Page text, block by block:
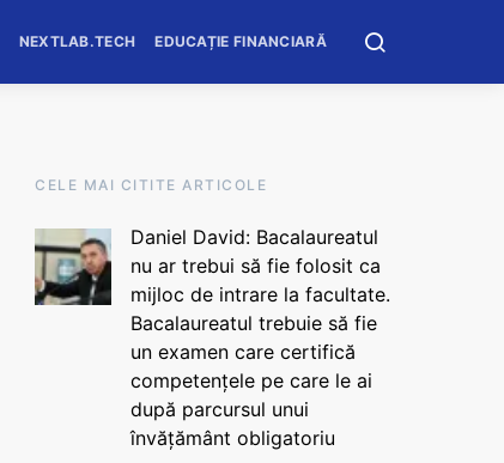
NEXTLAB.TECH EDUCAȚIE FINANCIARĂ
CELE MAI CITITE ARTICOLE
Daniel David: Bacalaureatul
nu ar trebui să fie folosit ca
mijloc de intrare la facultate.
Bacalaureatul trebuie să fie
un examen care certifică
competențele pe care le ai
după parcursul unui
învățământ obligatoriu